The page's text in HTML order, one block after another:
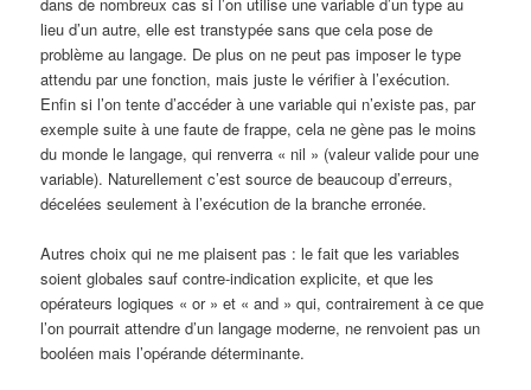
lieu d’un autre, elle est transtypée sans que cela pose de
problème au langage. De plus on ne peut pas imposer le type
attendu par une fonction, mais juste le vérifier à l’exécution.
Enfin si l’on tente d’accéder à une variable qui n’existe pas, par
exemple suite à une faute de frappe, cela ne gène pas le moins
du monde le langage, qui renverra « nil » (valeur valide pour une
variable). Naturellement c’est source de beaucoup d’erreurs,
décelées seulement à l’exécution de la branche erronée.
Autres choix qui ne me plaisent pas : le fait que les variables
soient globales sauf contre-indication explicite, et que les
opérateurs logiques « or » et « and » qui, contrairement à ce que
l’on pourrait attendre d’un langage moderne, ne renvoient pas un
booléen mais l’opérande déterminante.